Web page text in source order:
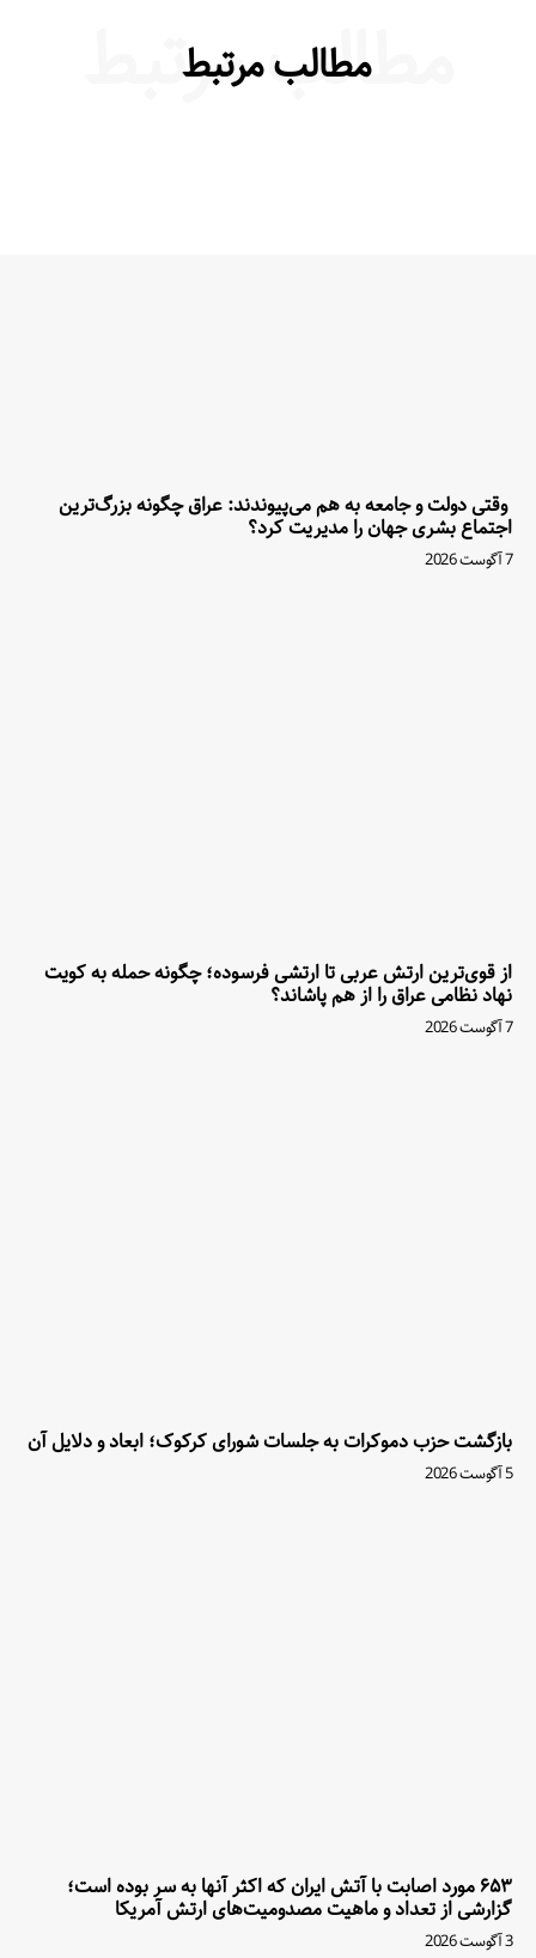
مطالب مرتبط
مطالب مرتبط
وقتی دولت و جامعه به هم می‌پیوندند: عراق چگونه بزرگ‌ترین
اجتماع بشری جهان را مدیریت کرد؟
7 آگوست 2026
از قوی‌ترین ارتش عربی تا ارتشی فرسوده؛ چگونه حمله به کویت
نهاد نظامی عراق را از هم پاشاند؟
7 آگوست 2026
بازگشت حزب دموکرات به جلسات شورای کرکوک؛ ابعاد و دلایل آن
5 آگوست 2026
۶۵۳ مورد اصابت با آتش ایران که اکثر آنها به سر بوده است؛
گزارشی از تعداد و ماهیت مصدومیت‌های ارتش آمریکا
3 آگوست 2026